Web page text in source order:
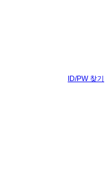
ID/PW 찾기